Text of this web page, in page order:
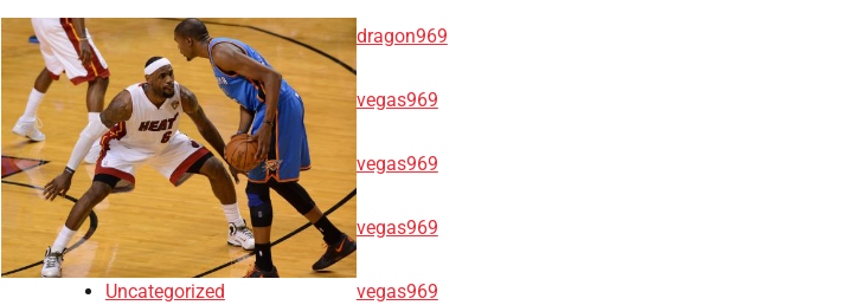
Uncategorized
dragon969
vegas969
vegas969
vegas969
vegas969